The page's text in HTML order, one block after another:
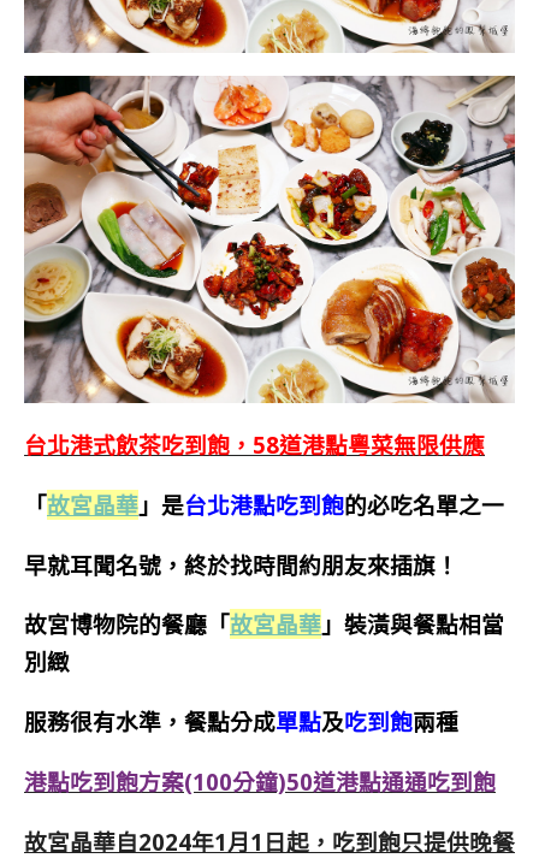
台北港式飲茶吃到飽，58道港點粵菜無限供應
「故宮晶華 」是台北港點吃到飽的必吃名單之一
早就耳聞名號，終於找時間約朋友來插旗！
故宮博物院的餐廳「故宮晶華 」裝潢與餐點相當
別緻
服務很有水準，餐點分成單點及吃到飽兩種
港點吃到飽方案(100分鐘)50道港點通通吃到飽
故宮晶華自2024年1月1日起，吃到飽只提供晚餐